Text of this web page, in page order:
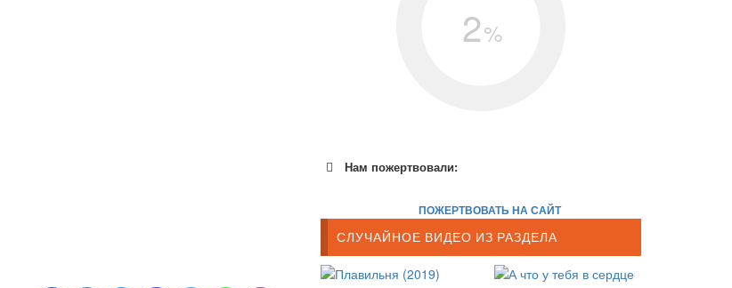
2%
Нам пожертвовали:
ПОЖЕРТВОВАТЬ НА САЙТ
СЛУЧАЙНОЕ ВИДЕО ИЗ РАЗДЕЛА